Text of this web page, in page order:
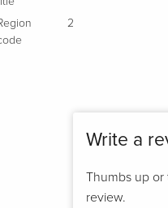
Indimenticabili, b/w
Italian
2
Write a
Thumbs up or
review.